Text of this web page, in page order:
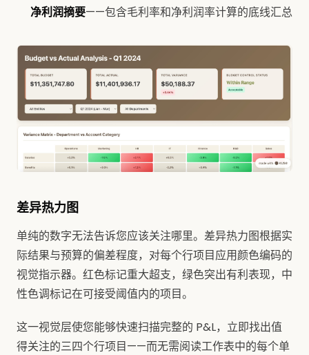
净利润摘要——包含毛利率和净利润率计算的底线汇总
差异热力图
单纯的数字无法告诉您应该关注哪里。差异热力图根据实
际结果与预算的偏差程度，对每个行项目应用颜色编码的
视觉指示器。红色标记重大超支，绿色突出有利表现，中
性色调标记在可接受阈值内的项目。
这一视觉层使您能够快速扫描完整的 P&L，立即找出值
得关注的三四个行项目——而无需阅读工作表中的每个单